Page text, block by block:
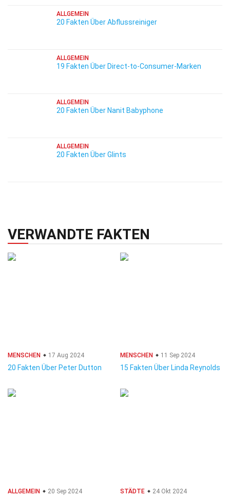
ALLGEMEIN
20 Fakten Über Abflussreiniger
ALLGEMEIN
19 Fakten Über Direct-to-Consumer-Marken
ALLGEMEIN
20 Fakten Über Nanit Babyphone
ALLGEMEIN
20 Fakten Über Glints
VERWANDTE FAKTEN
MENSCHEN 17 Aug 2024
20 Fakten Über Peter Dutton
MENSCHEN 11 Sep 2024
15 Fakten Über Linda Reynolds
ALLGEMEIN 20 Sep 2024 STÄDTE 24 Okt 2024